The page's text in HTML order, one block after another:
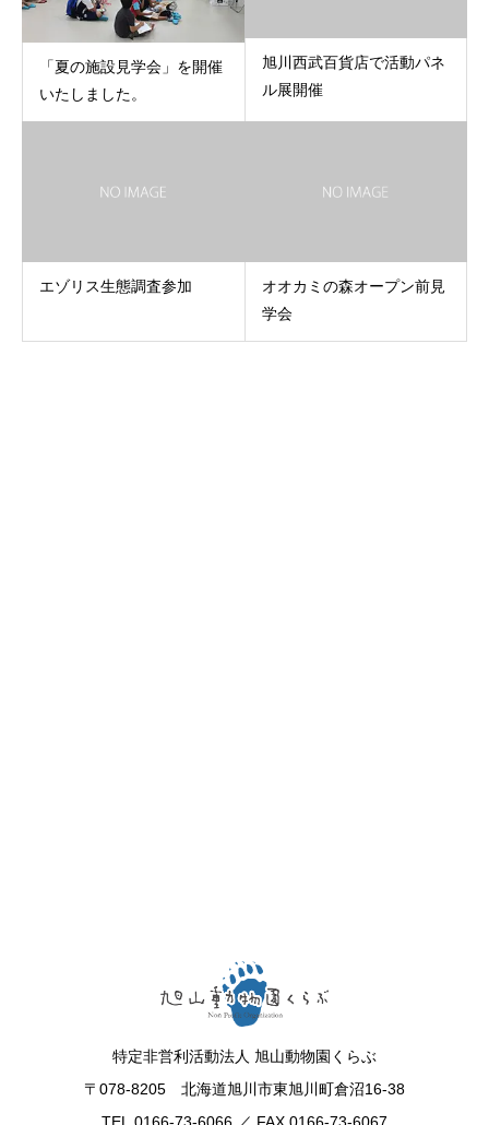
「夏の施設見学会」を開催
いたしました。
旭川西武百貨店で活動パネ
ル展開催
エゾリス生態調査参加
オオカミの森オープン前見
学会
特定非営利活動法人 旭山動物園くらぶ
〒078-8205 北海道旭川市東旭川町倉沼16-38